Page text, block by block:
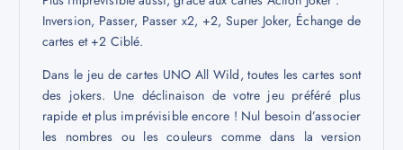
Inversion, Passer, Passer x2, +2, Super Joker, Échange de
cartes et +2 Ciblé.
Dans le jeu de cartes UNO All Wild, toutes les cartes sont
des jokers. Une déclinaison de votre jeu préféré plus
rapide et plus imprévisible encore ! Nul besoin d’associer
les nombres ou les couleurs comme dans la version